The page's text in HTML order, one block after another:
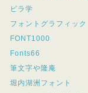
ビラ学
フォントグラフィック
FONT1000
Fonts66
筆文字や隆庵
堀内湖洲フォント